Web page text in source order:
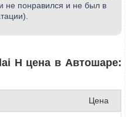
не понравился и не был в
H цена в Автошаре:
Цена